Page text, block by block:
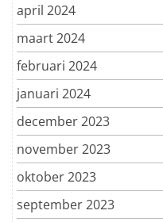
april 2024
maart 2024
februari 2024
januari 2024
december 2023
november 2023
oktober 2023
september 2023